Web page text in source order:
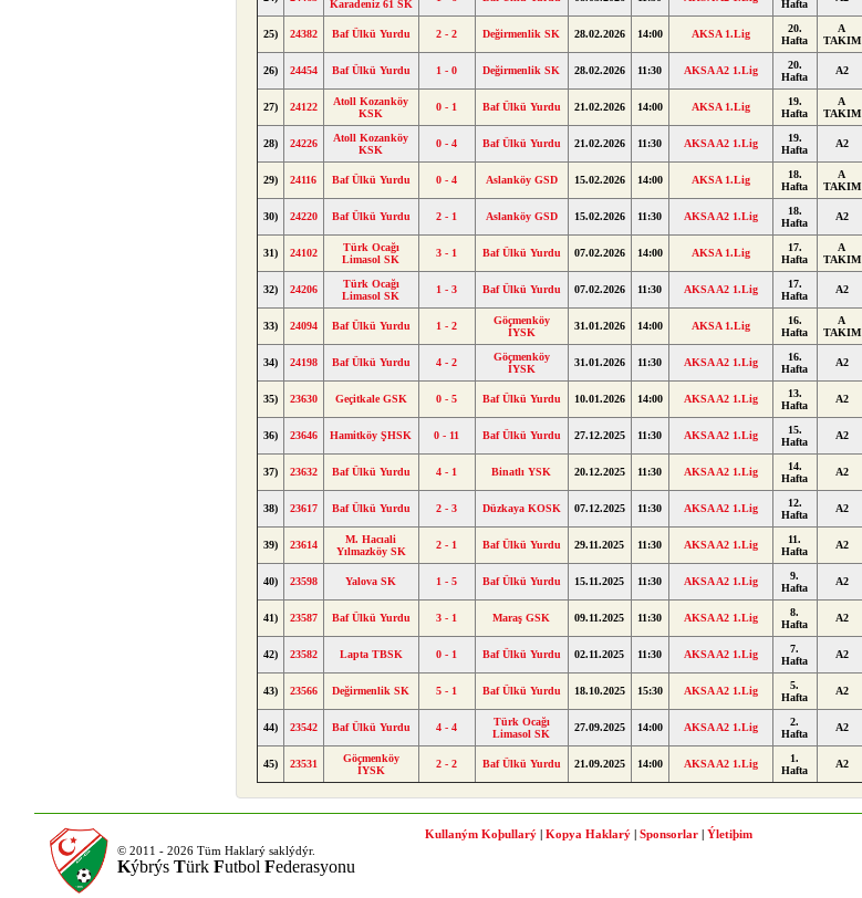
Karadeniz 61 SK
Hafta
25) 24382 Baf Ülkü Yurdu 2 - 2 Değirmenlik SK 28.02.2026 14:00 AKSA 1.Lig
20.
Hafta
A
TAKIM
26) 24454 Baf Ülkü Yurdu 1 - 0 Değirmenlik SK 28.02.2026 11:30 AKSA A2 1.Lig
20.
Hafta
A2
27) 24122
Atoll Kozanköy
KSK
0 - 1 Baf Ülkü Yurdu 21.02.2026 14:00 AKSA 1.Lig
19.
Hafta
A
TAKIM
28) 24226
Atoll Kozanköy
KSK
0 - 4 Baf Ülkü Yurdu 21.02.2026 11:30 AKSA A2 1.Lig
19.
Hafta
A2
29) 24116 Baf Ülkü Yurdu 0 - 4 Aslanköy GSD 15.02.2026 14:00 AKSA 1.Lig
18.
Hafta
A
TAKIM
30) 24220 Baf Ülkü Yurdu 2 - 1 Aslanköy GSD 15.02.2026 11:30 AKSA A2 1.Lig
18.
Hafta
A2
31) 24102
Türk Ocağı
Limasol SK
3 - 1 Baf Ülkü Yurdu 07.02.2026 14:00 AKSA 1.Lig
17.
Hafta
A
TAKIM
32) 24206
Türk Ocağı
Limasol SK
1 - 3 Baf Ülkü Yurdu 07.02.2026 11:30 AKSA A2 1.Lig
17.
Hafta
A2
33) 24094 Baf Ülkü Yurdu 1 - 2
Göçmenköy
İYSK
31.01.2026 14:00 AKSA 1.Lig
16.
Hafta
A
TAKIM
34) 24198 Baf Ülkü Yurdu 4 - 2
Göçmenköy
İYSK
31.01.2026 11:30 AKSA A2 1.Lig
16.
Hafta
A2
35) 23630 Geçitkale GSK 0 - 5 Baf Ülkü Yurdu 10.01.2026 14:00 AKSA A2 1.Lig
13.
Hafta
A2
36) 23646 Hamitköy ŞHSK 0 - 11 Baf Ülkü Yurdu 27.12.2025 11:30 AKSA A2 1.Lig
15.
Hafta
A2
37) 23632 Baf Ülkü Yurdu 4 - 1 Binatlı YSK 20.12.2025 11:30 AKSA A2 1.Lig
14.
Hafta
A2
38) 23617 Baf Ülkü Yurdu 2 - 3 Düzkaya KOSK 07.12.2025 11:30 AKSA A2 1.Lig
12.
Hafta
A2
39) 23614
M. Hacıali
Yılmazköy SK
2 - 1 Baf Ülkü Yurdu 29.11.2025 11:30 AKSA A2 1.Lig
11.
Hafta
A2
40) 23598 Yalova SK 1 - 5 Baf Ülkü Yurdu 15.11.2025 11:30 AKSA A2 1.Lig
9.
Hafta
A2
41) 23587 Baf Ülkü Yurdu 3 - 1 Maraş GSK 09.11.2025 11:30 AKSA A2 1.Lig
8.
Hafta
A2
42) 23582 Lapta TBSK 0 - 1 Baf Ülkü Yurdu 02.11.2025 11:30 AKSA A2 1.Lig
7.
Hafta
A2
43) 23566 Değirmenlik SK 5 - 1 Baf Ülkü Yurdu 18.10.2025 15:30 AKSA A2 1.Lig
5.
Hafta
A2
44) 23542 Baf Ülkü Yurdu 4 - 4
Türk Ocağı
Limasol SK
27.09.2025 14:00 AKSA A2 1.Lig
2.
Hafta
A2
45) 23531
Göçmenköy
İYSK
2 - 2 Baf Ülkü Yurdu 21.09.2025 14:00 AKSA A2 1.Lig
1.
Hafta
A2
© 2011 - 2026 Tüm Haklarý saklýdýr.
Kýbrýs Türk Futbol Federasyonu
Kullaným Koþullarý Kopya Haklarý Sponsorlar
Ýletiþim